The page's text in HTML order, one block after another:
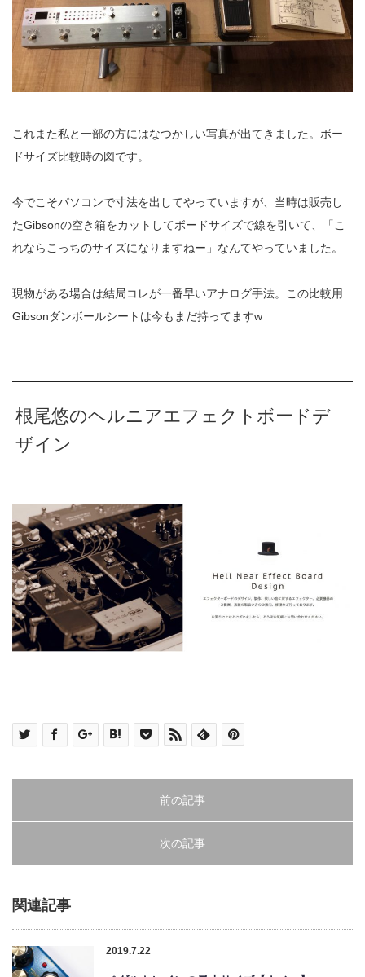
これまた私と一部の方にはなつかしい写真が出てきました。ボー
ドサイズ比較時の図です。
今でこそパソコンで寸法を出してやっていますが、当時は販売し
たGibsonの空き箱をカットしてボードサイズで線を引いて、「こ
れならこっちのサイズになりますねー」なんてやっていました。
現物がある場合は結局コレが一番早いアナログ手法。この比較用
Gibsonダンボールシートは今もまだ持ってますw
根尾悠のヘルニアエフェクトボードデ
ザイン
前の記事
次の記事
関連記事
2019.7.22